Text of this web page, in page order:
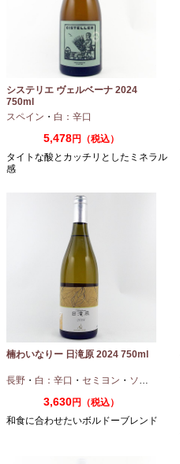
システリエ ヴェルベーナ 2024
750ml
スペイン ・ 白：辛口
5,478円（税込）
タイトな酸とカッチリとしたミネラル
感
楠わいなりー 日滝原 2024 750ml
長野 ・ 白：辛口 ・ セミヨン ・ ソーヴィニオンブラン
3,630円（税込）
和食に合わせたいボルドーブレンド